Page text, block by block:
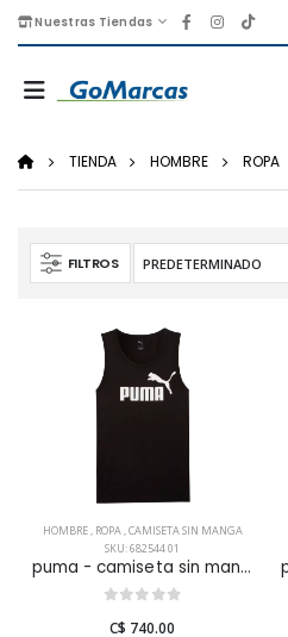
Nuestras Tiendas
TIENDA HOMBRE ROPA
FILTROS
HOMBRE, ROPA,CAMISETA SIN MANGA
SKU: 682544 01
puma - camiseta sin manga ess no. 1 logo para hombre
C$ 740.00